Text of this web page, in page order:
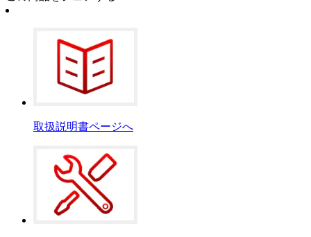
取扱説明書ページへ